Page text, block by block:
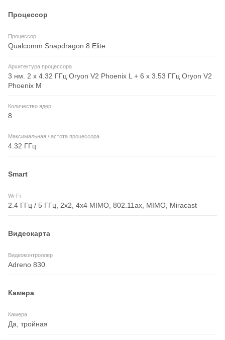
Процессор
Процессор
Qualcomm Snapdragon 8 Elite
Архитектура процессора
3 нм. 2 x 4.32 ГГц Oryon V2 Phoenix L + 6 x 3.53 ГГц Oryon V2
Phoenix M
Количество ядер
8
Максимальная частота процессора
4.32 ГГц
Smart
Wi-Fi
2.4 ГГц / 5 ГГц, 2x2, 4x4 MIMO, 802.11ax, MIMO, Miracast
Видеокарта
Видеоконтроллер
Adreno 830
Камера
Камера
Да, тройная